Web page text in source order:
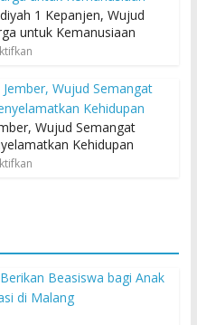
1 Kepanjen, Wujud
untuk Kemanusiaan
Wujud Semangat
Kehidupan